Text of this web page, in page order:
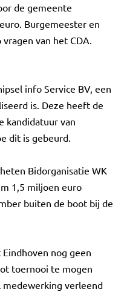
de gemeente
Burgemeester en
van het CDA.
info Service BV, een
is. Deze heeft de
kandidatuur van
dit is gebeurd.
Bidorganisatie WK
1,5 miljoen euro
buiten de boot bij de
nog geen
toernooi te mogen
verleend